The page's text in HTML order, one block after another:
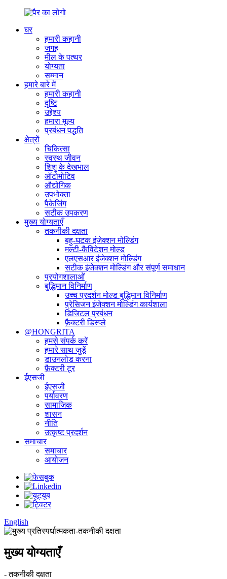
घर
हमारी कहानी
जगह
मील के पत्थर
योग्यता
सम्मान
हमारे बारे में
हमारी कहानी
दृष्टि
उद्देश्य
हमारा मूल्य
प्रबंधन पद्धति
क्षेत्रों
चिकित्सा
स्वस्थ जीवन
शिशु के देखभाल
ऑटोमोटिव
औद्योगिक
उपभोक्ता
पैकेजिंग
सटीक उपकरण
मुख्य योग्यताएँ
तकनीकी दक्षता
बहु-घटक इंजेक्शन मोल्डिंग
मल्टी-कैविटेशन मोल्ड
एलएसआर इंजेक्शन मोल्डिंग
सटीक इंजेक्शन मोल्डिंग और संपूर्ण समाधान
प्रयोगशालाओं
बुद्धिमान विनिर्माण
उच्च प्रदर्शन मोल्ड बुद्धिमान विनिर्माण
प्रेसिजन इंजेक्शन मोल्डिंग कार्यशाला
डिजिटल प्रबंधन
फ़ैक्टरी डिस्प्ले
@HONGRITA
हमसे संपर्क करें
हमारे साथ जुड़ें
डाउनलोड करना
फ़ैक्टरी टूर
ईएसजी
ईएसजी
पर्यावरण
सामाजिक
शासन
नीति
उत्कृष्ट प्रदर्शन
समाचार
समाचार
आयोजन
English
मुख्य योग्यताएँ
- तकनीकी दक्षता